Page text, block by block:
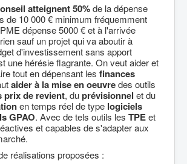
atteignent 50%de la dépense
de 10 000 € minimum fréquemment
dépense 5000 € et à l'arrivée
sauf un projet qui va aboutir à
d'investissement sans apport
une hérésie flagrante. On veut aider et
tout en dépensant les finances
aider à la mise en oeuvredes outils
prix de revient, duprévisionnel et du
en temps réel de type logiciels
GPAO. Avec de tels outils les TPEet
et capables de s'adapter aux
réalisations proposées :